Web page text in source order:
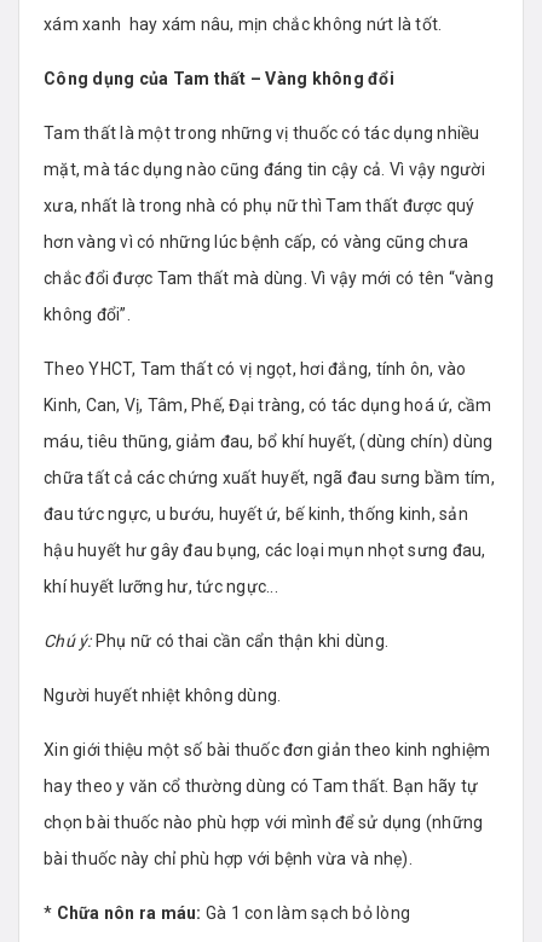
xám xanh hay xám nâu, mịn chắc không nứt là tốt.
Công dụng của Tam thất – Vàng không đổi
Tam thất là một trong những vị thuốc có tác dụng nhiều
mặt, mà tác dụng nào cũng đáng tin cậy cả. Vì vậy người
xưa, nhất là trong nhà có phụ nữ thì Tam thất được quý
hơn vàng vì có những lúc bệnh cấp, có vàng cũng chưa
chắc đổi được Tam thất mà dùng. Vì vậy mới có tên “vàng
không đổi”.
Theo YHCT, Tam thất có vị ngọt, hơi đắng, tính ôn, vào
Kinh, Can, Vị, Tâm, Phế, Đại tràng, có tác dụng hoá ứ, cầm
máu, tiêu thũng, giảm đau, bổ khí huyết, (dùng chín) dùng
chữa tất cả các chứng xuất huyết, ngã đau sưng bầm tím,
đau tức ngực, u bướu, huyết ứ, bế kinh, thống kinh, sản
hậu huyết hư gây đau bụng, các loại mụn nhọt sưng đau,
khí huyết lưỡng hư, tức ngực...
Chú ý:Phụ nữ có thai cần cẩn thận khi dùng.
Người huyết nhiệt không dùng.
Xin giới thiệu một số bài thuốc đơn giản theo kinh nghiệm
hay theo y văn cổ thường dùng có Tam thất. Bạn hãy tự
chọn bài thuốc nào phù hợp với mình để sử dụng (những
bài thuốc này chỉ phù hợp với bệnh vừa và nhẹ).
* Chữa nôn ra máu: Gà 1 con làm sạch bỏ lòng